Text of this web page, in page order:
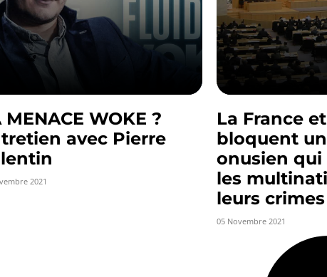
MENACE WOKE ?
avec Pierre
2021
La France et
bloquent
onusien
les
leurs crimes
05 Novembre 2021